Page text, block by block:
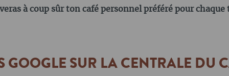
à coup sûr ton café personnel préféré pour chaque
GOOGLE SUR LA CENTRALE DU